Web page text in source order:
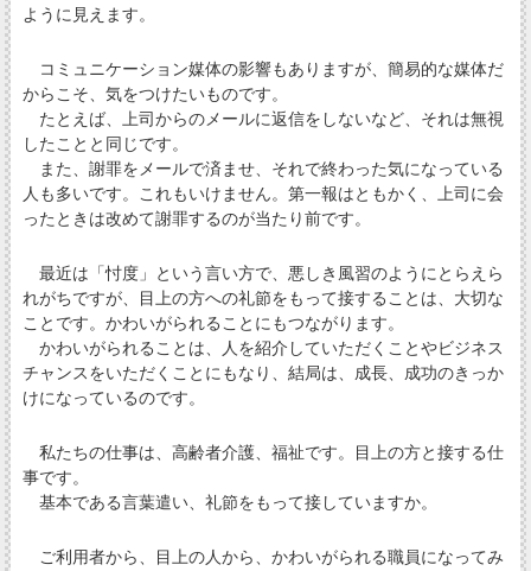
ように見えます。
コミュニケーション媒体の影響もありますが、簡易的な媒体だ
からこそ、気をつけたいものです。
たとえば、上司からのメールに返信をしないなど、それは無視
したことと同じです。
また、謝罪をメールで済ませ、それで終わった気になっている
人も多いです。これもいけません。第一報はともかく、上司に会
ったときは改めて謝罪するのが当たり前です。
最近は「忖度」という言い方で、悪しき風習のようにとらえら
れがちですが、目上の方への礼節をもって接することは、大切な
ことです。かわいがられることにもつながります。
かわいがられることは、人を紹介していただくことやビジネス
チャンスをいただくことにもなり、結局は、成長、成功のきっか
けになっているのです。
私たちの仕事は、高齢者介護、福祉です。目上の方と接する仕
事です。
基本である言葉遣い、礼節をもって接していますか。
ご利用者から、目上の人から、かわいがられる職員になってみ